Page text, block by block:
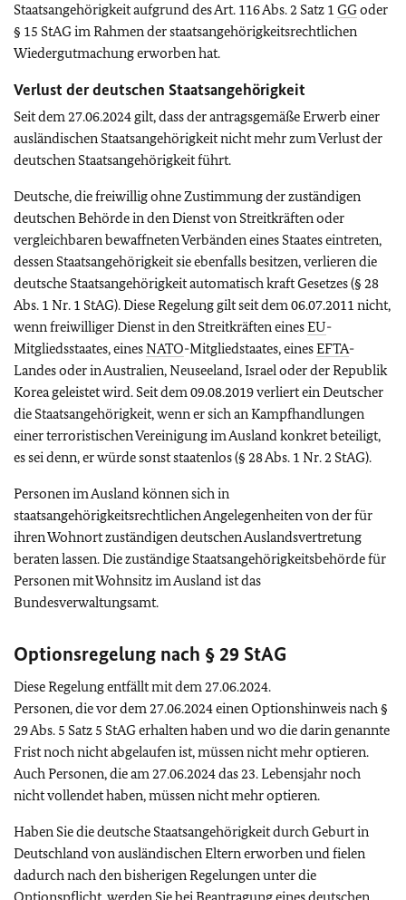
Staatsangehörigkeit aufgrund des Art. 116 Abs. 2 Satz 1 GGoder
§ 15 StAG im Rahmen der staatsangehörigkeitsrechtlichen
Wiedergutmachung erworben hat.
Verlust der deutschen Staatsangehörigkeit
Seit dem 27.06.2024 gilt, dass der antragsgemäße Erwerb einer
ausländischen Staatsangehörigkeit nicht mehr zum Verlust der
deutschen Staatsangehörigkeit führt.
Deutsche, die freiwillig ohne Zustimmung der zuständigen
deutschen Behörde in den Dienst von Streitkräften oder
vergleichbaren bewaffneten Verbänden eines Staates eintreten,
dessen Staatsangehörigkeit sie ebenfalls besitzen, verlieren die
deutsche Staatsangehörigkeit automatisch kraft Gesetzes (§ 28
Abs. 1 Nr. 1 StAG). Diese Regelung gilt seit dem 06.07.2011 nicht,
wenn freiwilliger Dienst in den Streitkräften einesEU-
Mitgliedsstaates, einesNATO-Mitgliedstaates, einesEFTA-
Landes oder in Australien, Neuseeland, Israel oder der Republik
Korea geleistet wird. Seit dem 09.08.2019 verliert ein Deutscher
die Staatsangehörigkeit, wenn er sich an Kampfhandlungen
einer terroristischen Vereinigung im Ausland konkret beteiligt,
es sei denn, er würde sonst staatenlos (§ 28 Abs. 1 Nr. 2 StAG).
Personen im Ausland können sich in
staatsangehörigkeitsrechtlichen Angelegenheiten von der für
ihren Wohnort zuständigen deutschen Auslandsvertretung
beraten lassen. Die zuständige Staatsangehörigkeitsbehörde für
Personen mit Wohnsitz im Ausland ist das
Bundesverwaltungsamt.
Optionsregelung nach § 29 StAG
Diese Regelung entfällt mit dem 27.06.2024.
Personen, die vor dem 27.06.2024 einen Optionshinweis nach §
29 Abs. 5 Satz 5 StAG erhalten haben und wo die darin genannte
Frist noch nicht abgelaufen ist, müssen nicht mehr optieren.
Auch Personen, die am 27.06.2024 das 23. Lebensjahr noch
nicht vollendet haben, müssen nicht mehr optieren.
Haben Sie die deutsche Staatsangehörigkeit durch Geburt in
Deutschland von ausländischen Eltern erworben und fielen
dadurch nach den bisherigen Regelungen unter die